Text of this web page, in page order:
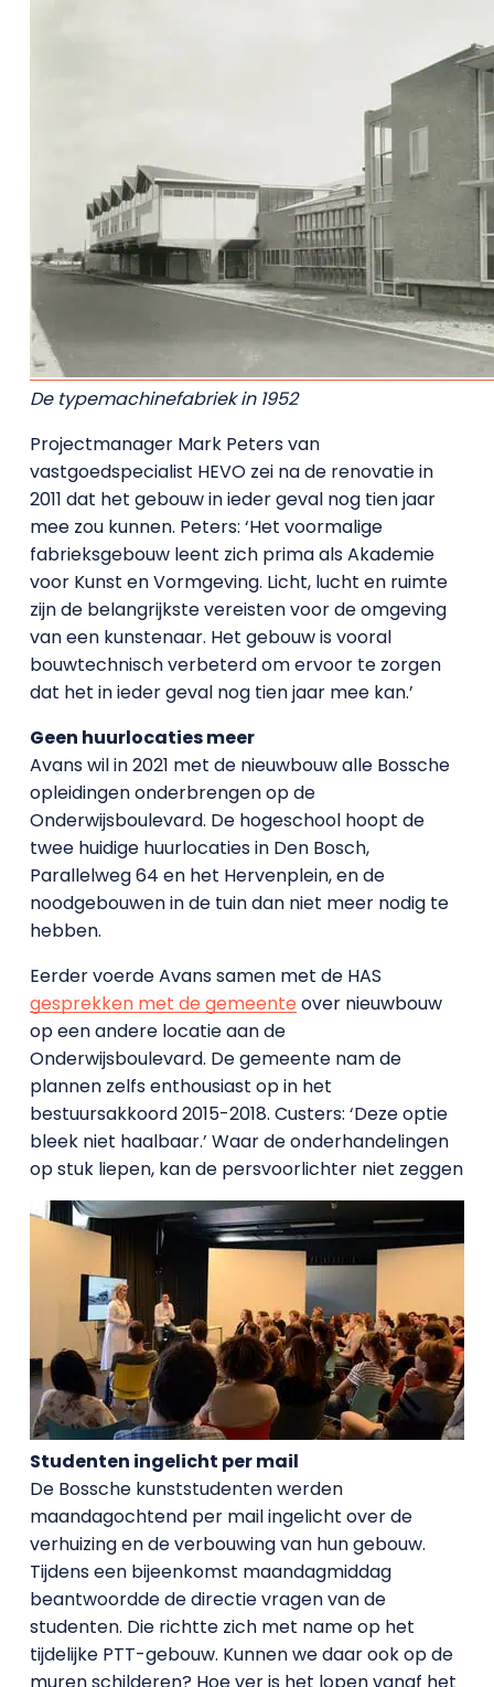
De typemachinefabriek in 1952
Projectmanager Mark Peters van
vastgoedspecialist HEVO zei na de renovatie in
2011 dat het gebouw in ieder geval nog tien jaar
mee zou kunnen. Peters: ‘Het voormalige
fabrieksgebouw leent zich prima als Akademie
voor Kunst en Vormgeving. Licht, lucht en ruimte
zijn de belangrijkste vereisten voor de omgeving
van een kunstenaar. Het gebouw is vooral
bouwtechnisch verbeterd om ervoor te zorgen
dat het in ieder geval nog tien jaar mee kan.’
Geen huurlocaties meer
Avans wil in 2021 met de nieuwbouw alle Bossche
opleidingen onderbrengen op de
Onderwijsboulevard. De hogeschool hoopt de
twee huidige huurlocaties in Den Bosch,
Parallelweg 64 en het Hervenplein, en de
noodgebouwen in de tuin dan niet meer nodig te
hebben.
Eerder voerde Avans samen met de HAS
gesprekken met de gemeenteover nieuwbouw
op een andere locatie aan de
Onderwijsboulevard. De gemeente nam de
plannen zelfs enthousiast op in het
bestuursakkoord 2015-2018. Custers: ‘Deze optie
bleek niet haalbaar.’ Waar de onderhandelingen
op stuk liepen, kan de persvoorlichter niet zeggen
Studenten ingelicht per mail
De Bossche kunststudenten werden
maandagochtend per mail ingelicht over de
verhuizing en de verbouwing van hun gebouw.
Tijdens een bijeenkomst maandagmiddag
beantwoordde de directie vragen van de
studenten. Die richtte zich met name op het
tijdelijke PTT-gebouw. Kunnen we daar ook op de